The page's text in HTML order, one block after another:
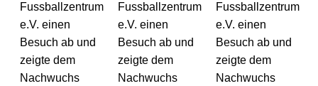
Fussballzentrum
e.V. einen
Besuch ab und
zeigte dem
Nachwuchs
Fussballzentrum
e.V. einen
Besuch ab und
zeigte dem
Nachwuchs
Fussballzentrum
e.V. einen
Besuch ab und
zeigte dem
Nachwuchs